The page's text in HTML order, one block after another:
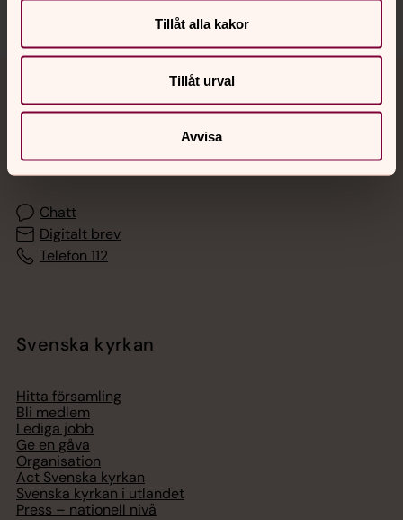
Tillåt alla kakor
Tillåt urval
Avvisa
Jourhavande präst
Akut samtals- och krisstöd. Prata eller chatta anonymt
med en präst på kvällar och nätter.
Chatt
Digitalt brev
Telefon 112
Svenska kyrkan
Hitta församling
Bli medlem
Lediga jobb
Ge en gåva
Organisation
Act Svenska kyrkan
Svenska kyrkan i utlandet
Press – nationell nivå